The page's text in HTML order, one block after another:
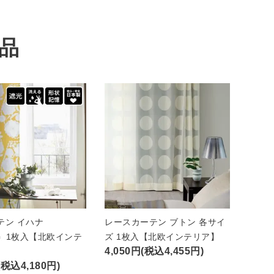
ン イハナ
1枚入【北欧インテ
込4,180円)
レースカーテン ブトン 各サイ
ズ 1枚入【北欧インテリア】
4,050円(税込4,455円)